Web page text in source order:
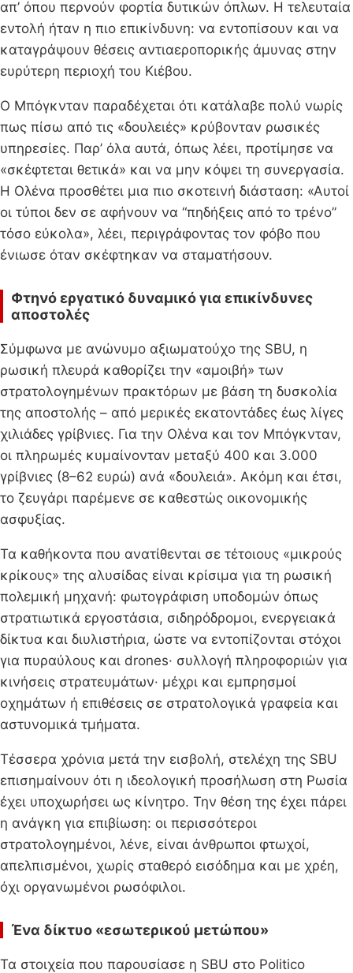
απ’ όπου περνούν φορτία δυτικών όπλων. Η τελευταία
εντολή ήταν η πιο επικίνδυνη: να εντοπίσουν και να
καταγράψουν θέσεις αντιαεροπορικής άμυνας στην
ευρύτερη περιοχή του Κιέβου.
Ο Μπόγκνταν παραδέχεται ότι κατάλαβε πολύ νωρίς
πως πίσω από τις «δουλειές» κρύβονταν ρωσικές
υπηρεσίες. Παρ’ όλα αυτά, όπως λέει, προτίμησε να
«σκέφτεται θετικά» και να μην κόψει τη συνεργασία.
Η Ολένα προσθέτει μια πιο σκοτεινή διάσταση: «Αυτοί
οι τύποι δεν σε αφήνουν να “πηδήξεις από το τρένο”
τόσο εύκολα», λέει, περιγράφοντας τον φόβο που
ένιωσε όταν σκέφτηκαν να σταματήσουν.
Φτηνό εργατικό δυναμικό για επικίνδυνες
αποστολές
Σύμφωνα με ανώνυμο αξιωματούχο της SBU, η
ρωσική πλευρά καθορίζει την «αμοιβή» των
στρατολογημένων πρακτόρων με βάση τη δυσκολία
της αποστολής – από μερικές εκατοντάδες έως λίγες
χιλιάδες γρίβνιες. Για την Ολένα και τον Μπόγκνταν,
οι πληρωμές κυμαίνονταν μεταξύ 400 και 3.000
γρίβνιες (8–62 ευρώ) ανά «δουλειά». Ακόμη και έτσι,
το ζευγάρι παρέμενε σε καθεστώς οικονομικής
ασφυξίας.
Τα καθήκοντα που ανατίθενται σε τέτοιους «μικρούς
κρίκους» της αλυσίδας είναι κρίσιμα για τη ρωσική
πολεμική μηχανή: φωτογράφιση υποδομών όπως
στρατιωτικά εργοστάσια, σιδηρόδρομοι, ενεργειακά
δίκτυα και διυλιστήρια, ώστε να εντοπίζονται στόχοι
για πυραύλους και drones· συλλογή πληροφοριών για
κινήσεις στρατευμάτων· μέχρι και εμπρησμοί
οχημάτων ή επιθέσεις σε στρατολογικά γραφεία και
αστυνομικά τμήματα.
Τέσσερα χρόνια μετά την εισβολή, στελέχη της SBU
επισημαίνουν ότι η ιδεολογική προσήλωση στη Ρωσία
έχει υποχωρήσει ως κίνητρο. Την θέση της έχει πάρει
η ανάγκη για επιβίωση: οι περισσότεροι
στρατολογημένοι, λένε, είναι άνθρωποι φτωχοί,
απελπισμένοι, χωρίς σταθερό εισόδημα και με χρέη,
όχι οργανωμένοι ρωσόφιλοι.
Ένα δίκτυο «εσωτερικού μετώπου»
Τα στοιχεία που παρουσίασε η SBU στο Politico